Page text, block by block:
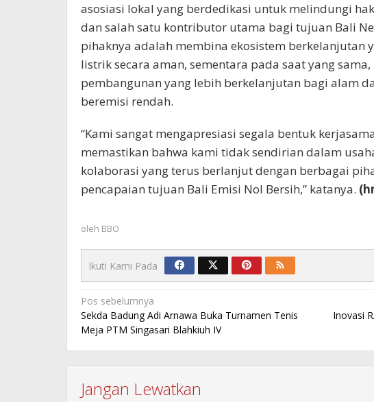
asosiasi lokal yang berdedikasi untuk melindungi
dan salah satu kontributor utama bagi tujuan Bali
pihaknya adalah membina ekosistem berkelanjutan
listrik secara aman, sementara pada saat yang
pembangunan yang lebih berkelanjutan bagi alam
beremisi rendah.
“Kami sangat mengapresiasi segala bentuk
memastikan bahwa kami tidak sendirian dalam
kolaborasi yang terus berlanjut dengan berbagai
pencapaian tujuan Bali Emisi Nol Bersih,” katanya.
oleh BBO
Ikuti Kami Pada
Navigasi
pos
Pos sebelumnya
Sekda Badung Adi Arnawa Buka Turnamen Tenis
Meja PTM Singasari Blahkiuh IV
Inovasi
Jangan Lewatkan